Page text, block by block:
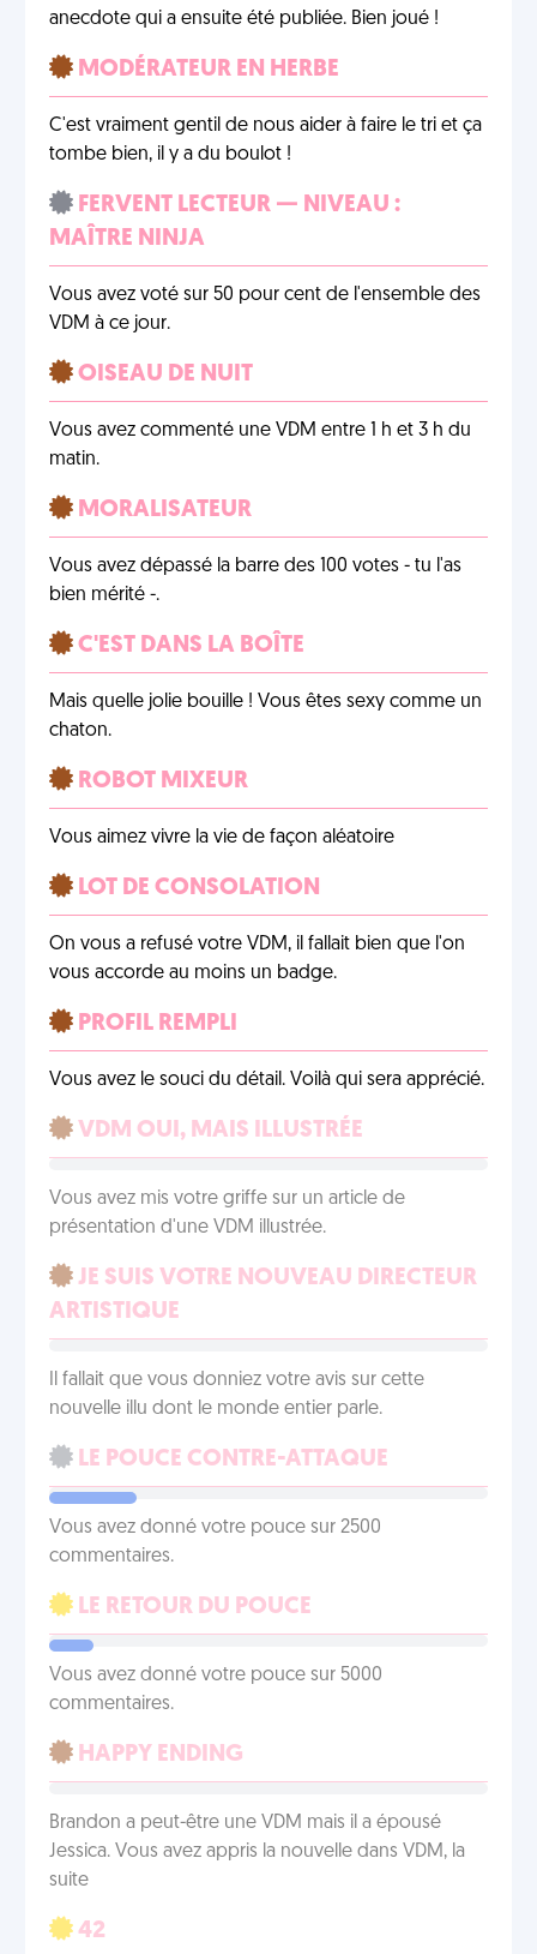
anecdote qui a ensuite été publiée. Bien joué !
MODÉRATEUR EN HERBE
C'est vraiment gentil de nous aider à faire le tri et ça
tombe bien, il y a du boulot !
FERVENT LECTEUR — NIVEAU :
MAÎTRE NINJA
Vous avez voté sur 50 pour cent de l'ensemble des
VDM à ce jour.
OISEAU DE NUIT
Vous avez commenté une VDM entre 1 h et 3 h du
matin.
MORALISATEUR
Vous avez dépassé la barre des 100 votes - tu l'as
bien mérité -.
C'EST DANS LA BOÎTE
Mais quelle jolie bouille ! Vous êtes sexy comme un
chaton.
ROBOT MIXEUR
Vous aimez vivre la vie de façon aléatoire
LOT DE CONSOLATION
On vous a refusé votre VDM, il fallait bien que l'on
vous accorde au moins un badge.
PROFIL REMPLI
Vous avez le souci du détail. Voilà qui sera apprécié.
VDM OUI, MAIS ILLUSTRÉE
Vous avez mis votre griffe sur un article de
présentation d'une VDM illustrée.
JE SUIS VOTRE NOUVEAU DIRECTEUR
ARTISTIQUE
Il fallait que vous donniez votre avis sur cette
nouvelle illu dont le monde entier parle.
LE POUCE CONTRE-ATTAQUE
Vous avez donné votre pouce sur 2500
commentaires.
LE RETOUR DU POUCE
Vous avez donné votre pouce sur 5000
commentaires.
HAPPY ENDING
Brandon a peut-être une VDM mais il a épousé
Jessica. Vous avez appris la nouvelle dans VDM, la
suite
42